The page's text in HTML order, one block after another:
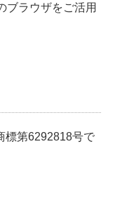
ブラウザをご活用
標第6292818号で